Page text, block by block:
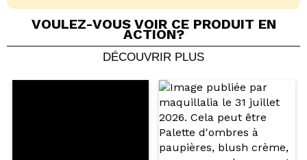
Partager une vidéo ou une photo
Votre vidéo pourrait être la première. Imaginez...
VOULEZ-VOUS VOIR CE PRODUIT EN
ACTION?
DÉCOUVRIR PLUS